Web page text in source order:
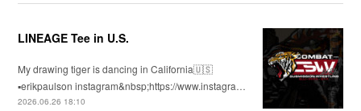
LINEAGE Tee in U.S.
My drawing tiger is dancing in California🇺🇸
▪️erikpaulson instagram&nbsp;https://www.instagra…
2026.06.26 18:10